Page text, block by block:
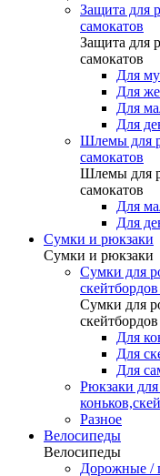
Защита для
самокатов
Защита для
самокатов
Для
Для
Для
Для
Шлемы для
самокатов
Шлемы для
самокатов
Для
Для
Сумки и рюкзаки
Сумки и рюкзаки
Сумки для
Сумки для
Для
Для
Для
Рюкзаки
Разное
Велосипеды
Велосипеды
Дорожные /